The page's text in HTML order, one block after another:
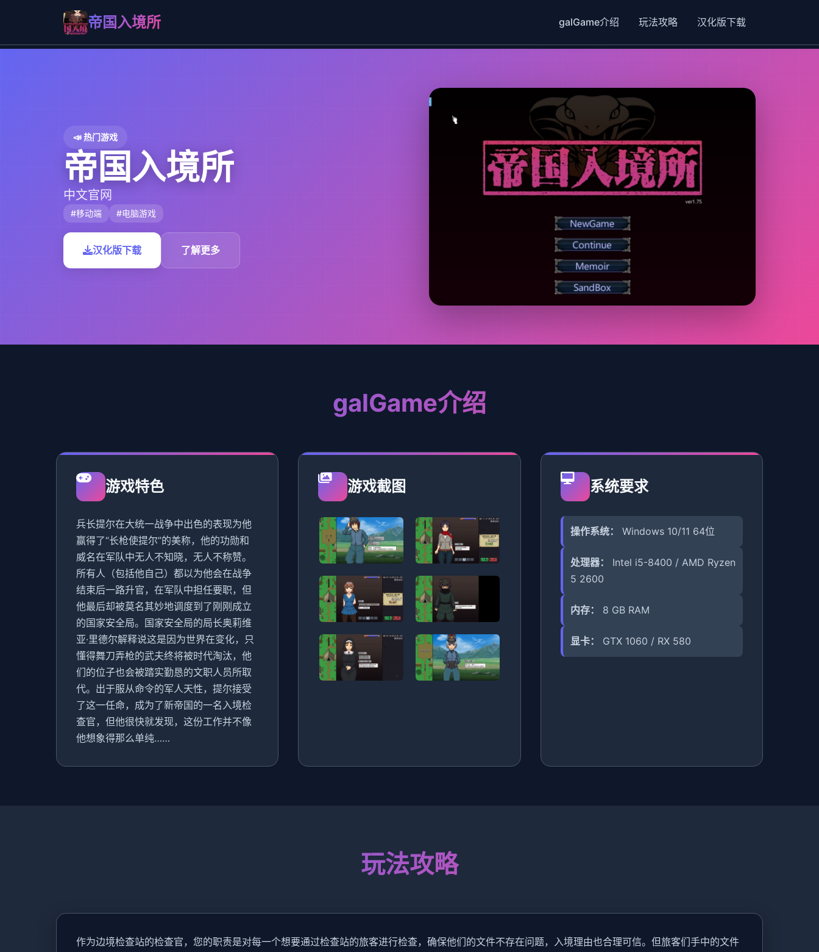
帝国入境所 galGame介绍 玩法攻略 汉化版下载
📣 热门游戏
帝国入境所
中文官网
#移动端 #电脑游戏
汉化版下载 了解更多
galGame介绍
游戏特色
兵长提尔在大统一战争中出色的表现为他
赢得了“长枪使提尔”的美称，他的功勋和
威名在军队中无人不知晓，无人不称赞。
所有人（包括他自己）都以为他会在战争
结束后一路升官，在军队中担任要职，但
他最后却被莫名其妙地调度到了刚刚成立
的国家安全局。国家安全局的局长奥莉维
亚·里德尔解释说这是因为世界在变化，只
懂得舞刀弄枪的武夫终将被时代淘汰，他
们的位子也会被踏实勤恳的文职人员所取
代。出于服从命令的军人天性，提尔接受
了这一任命，成为了新帝国的一名入境检
查官，但他很快就发现，这份工作并不像
他想象得那么单纯……
游戏截图 系统要求
操作系统： Windows 10/11 64位
处理器：
Intel i5-8400 / AMD Ryzen
5 2600
内存： 8 GB RAM
显卡： GTX 1060 / RX 580
玩法攻略
作为边境检查站的检查官，您的职责是对每一个想要通过检查站的旅客进行检查，确保他们的文件不存在问题，入境理由也合理可信。但旅客们手中的文件